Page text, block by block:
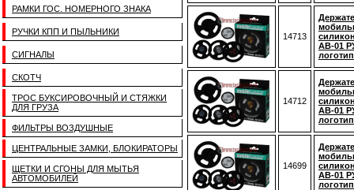
РАМКИ ГОС. НОМЕРНОГО ЗНАКА
РУЧКИ КПП И ПЫЛЬНИКИ
СИГНАЛЫ
СКОТЧ
ТРОС БУКСИРОВОЧНЫЙ И СТЯЖКИ
ДЛЯ ГРУЗА
ФИЛЬТРЫ ВОЗДУШНЫЕ
ЦЕНТРАЛЬНЫЕ ЗАМКИ, БЛОКИРАТОРЫ
ЩЕТКИ И СГОНЫ ДЛЯ МЫТЬЯ
АВТОМОБИЛЕЙ
14713
AB-01
14712
AB-01
14699
AB-01